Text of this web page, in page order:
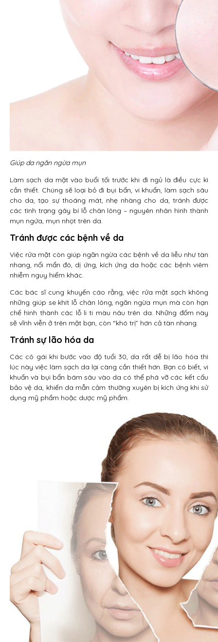
Giúp da ngăn ngừa mụn
Làm sạch da mặt vào buổi tối trước khi đi ngủ là điều cực kì
cần thiết. Chúng sẽ loại bỏ đi bụi bẩn, vi khuẩn, làm sạch sâu
cho da, tạo sự thoáng mát, nhẹ nhàng cho da, tránh được
các tình trạng gây bí lỗ chân lông – nguyên nhân hình thành
mụn ngứa, mụn nhọt trên da.
Tránh được các bệnh về da
Việc rửa mặt còn giúp ngăn ngừa các bệnh về da liễu như tàn
nhang, nổi mẩn đó, dị ứng, kích ứng da hoặc các bệnh viêm
nhiễm nguy hiểm khác.
Các bác sĩ cung khuyến cáo rằng, việc rửa mặt sạch không
những giúp se khít lỗ chân lông, ngăn ngừa mụn mà còn hạn
chế hình thành các lỗ li ti màu nâu trên da. Những đốm này
sẽ vĩnh viễn ở trên mặt bạn, còn “khó trị” hơn cả tàn nhang.
Tránh sự lão hóa da
Các cô gái khi bước vào độ tuổi 30, da rất dễ bị lão hóa thì
lúc này việc làm sạch da lại càng cần thiết hơn. Bạn có biết, vi
khuẩn và bụi bẩn bám sâu vào da có thể phá vỡ các kết cấu
bảo vệ da, khiến da mẫn cảm thường xuyên bị kích ứng khi sử
dụng mỹ phẩm hoặc dược mỹ phẩm.